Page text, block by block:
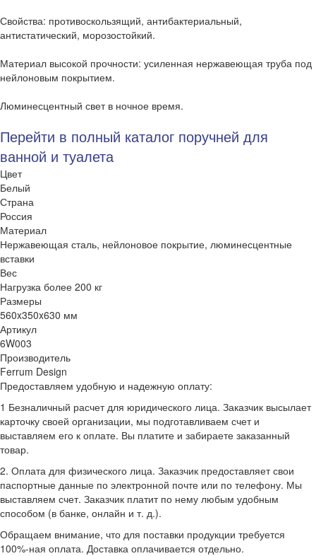
Свойства: противоскользящий, антибактериальный,
антистатический, морозостойкий.
Материал высокой прочности: усиленная нержавеющая труба под
нейлоновым покрытием.
Люминесцентный свет в ночное время.
Перейти в полный каталог поручней для
ванной и туалета
Цвет
Белый
Страна
Россия
Материал
Нержавеющая сталь, нейлоновое покрытие, люминесцентные
вставки
Вес
Нагрузка более 200 кг
Размеры
560x350x630 мм
Артикул
6W003
Производитель
Ferrum Design
Предоставляем удобную и надежную оплату:
1 Безналичный расчет для юридического лица. Заказчик высылает
карточку своей организации, мы подготавливаем счет и
выставляем его к оплате. Вы платите и забираете заказанный
товар.
2. Оплата для физического лица. Заказчик предоставляет свои
паспортные данные по электронной почте или по телефону. Мы
выставляем счет. Заказчик платит по нему любым удобным
способом (в банке, онлайн и т. д.).
Обращаем внимание, что для поставки продукции требуется
100%-ная оплата. Доставка оплачивается отдельно.